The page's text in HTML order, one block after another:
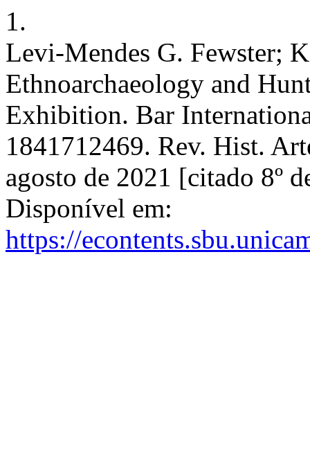
1.
Levi-Mendes G. Fewster;
Ethnoarchaeology and
Exhibition. Bar
1841712469. Rev. Hist.
agosto de 2021 [citado 8º
Disponível em:
https://